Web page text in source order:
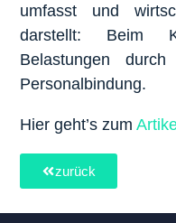
umfasst und
darstellt: Beim
Belastungen durch
Personalbindung.
Hier geht’s zum
zurück